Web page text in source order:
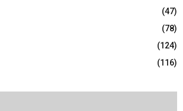
(47)
(78)
(124)
(116)